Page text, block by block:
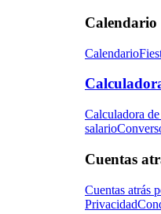
Calendario
Calendario
Calculadora
salario
Cuentas
Cuentas atrás
Privacidad